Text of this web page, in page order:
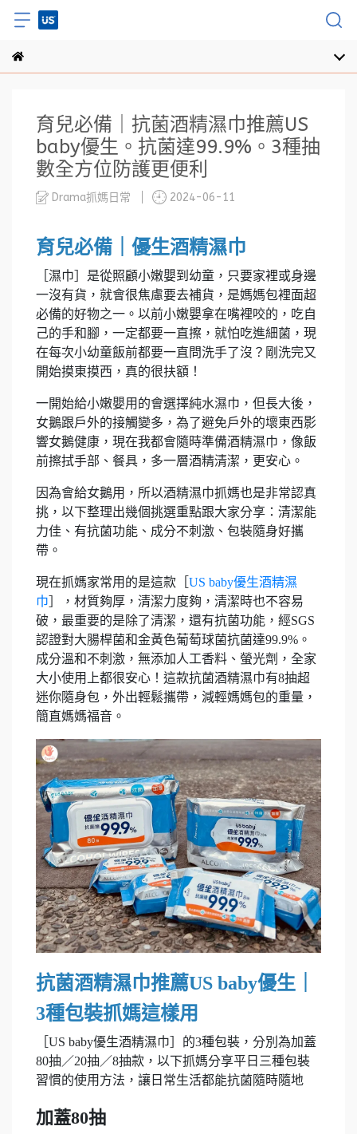
育兒必備｜抗菌酒精濕巾推薦US
baby優生。抗菌達99.9%。3種抽
數全方位防護更便利
Drama抓媽日常 2024-06-11
育兒必備｜優生酒精濕巾
［濕巾］是從照顧小嫩嬰到幼童，只要家裡或身邊
一沒有貨，就會很焦慮要去補貨，是媽媽包裡面超
必備的好物之一。以前小嫩嬰拿在嘴裡咬的，吃自
己的手和腳，一定都要一直擦，就怕吃進細菌，現
在每次小幼童飯前都要一直問洗手了沒？剛洗完又
開始摸東摸西，真的很扶額！
一開始給小嫩嬰用的會選擇純水濕巾，但長大後，
女鵝跟戶外的接觸變多，為了避免戶外的壞東西影
響女鵝健康，現在我都會隨時準備酒精濕巾，像飯
前擦拭手部、餐具，多一層酒精清潔，更安心。
因為會給女鵝用，所以酒精濕巾抓媽也是非常認真
挑，以下整理出幾個挑選重點跟大家分享：清潔能
力佳、有抗菌功能、成分不刺激、包裝隨身好攜
帶。
現在抓媽家常用的是這款［ US baby優生酒精濕
巾 ］，材質夠厚，清潔力度夠，清潔時也不容易
破，最重要的是除了清潔，還有抗菌功能，經SGS
認證對大腸桿菌和金黃色葡萄球菌抗菌達99.9%。
成分溫和不刺激，無添加人工香料、螢光劑，全家
大小使用上都很安心！這款抗菌酒精濕巾有8抽超
迷你隨身包，外出輕鬆攜帶，減輕媽媽包的重量，
簡直媽媽福音。
抗菌酒精濕巾推薦US baby優生｜
3種包裝抓媽這樣用
［US baby優生酒精濕巾］的3種包裝，分別為加蓋
80抽／20抽／8抽款，以下抓媽分享平日三種包裝
習慣的使用方法，讓日常生活都能抗菌隨時隨地
加蓋80抽